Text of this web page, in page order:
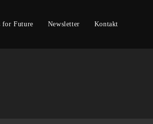
for Future Newsletter Kontakt